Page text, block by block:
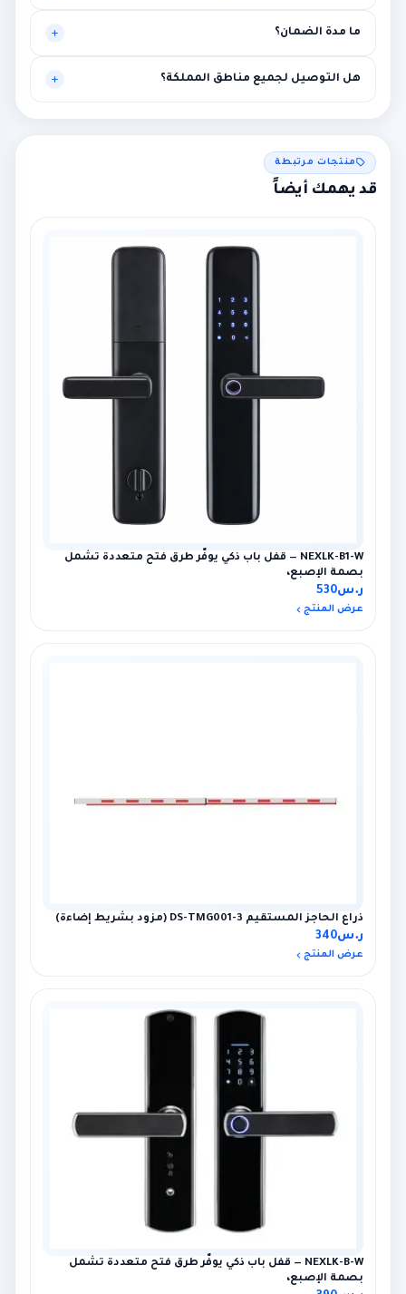
ما مدة الضمان؟
هل التوصيل لجميع مناطق المملكة؟
منتجات مرتبطة
قد يهمك أيضاً
NEXLK-B1-W — قفل باب ذكي يوفّر طرق فتح متعددة تشمل
بصمة الإصبع،
ر.س530
عرض المنتج
ذراع الحاجز المستقيم DS-TMG001-3 (مزود بشريط إضاءة)
ر.س340
عرض المنتج
NEXLK-B-W — قفل باب ذكي يوفّر طرق فتح متعددة تشمل
بصمة الإصبع،